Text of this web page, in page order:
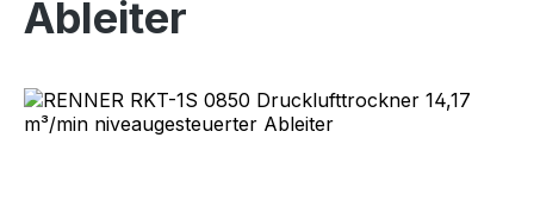
Ableiter
Bildergalerie überspringen